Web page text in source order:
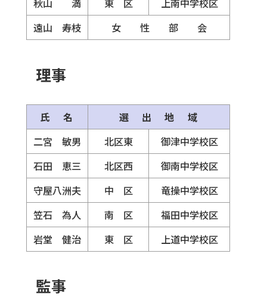
秋山 満
東 区
上南中学校区
遠山 寿枝
女 性 部 会
理事
氏 名
選 出 地 域
二宮 敏男
北区東
御津中学校区
石田 恵三
北区西
御南中学校区
守屋八洲夫
中 区
竜操中学校区
笠石 為人
南 区
福田中学校区
岩堂 健治
東 区 上道中学校区
監事